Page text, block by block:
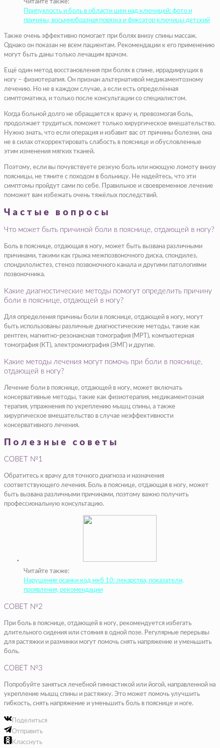
Читайте также:
Припухлость и боль в области шеи над ключицей: фото и
причины, восьмиобразная повязка и фиксатор ключицы детский
Также очень эффективно помогает при болях внизу спины массаж.
Однако он показан не всем пациентам. Рекомендации к его применению
могут быть даны только лечащим врачом.
Ещё один метод восстановления при болях в спине, иррадиирущих в
ногу – физиотерапия. Он признан альтернативой медикаментозному
лечению. Но не в каждом случае, а если есть определённая
симптоматика, и только после консультации со специалистом.
Когда больной долго не обращается к врачу и, превозмогая боль,
продолжает трудиться, поможет только хирургическое вмешательство.
Нужно знать, что если операция и избавит вас от причины болезни, она
не в силах откорректировать слабость в пояснице и обусловленные
этим изменения мягких тканей.
Поэтому, если вы почувствуете резкую боль или ноющую ломоту внизу
поясницы, не тяните с походом в больницу. Не надейтесь, что эти
симптомы пройдут сами по себе. Правильное и своевременное лечение
поможет вам избежать очень тяжёлых последствий.
Частые вопросы
Что может быть причиной боли в пояснице, отдающей в ногу?
Боль в пояснице, отдающая в ногу, может быть вызвана различными
причинами, такими как грыжа межпозвоночного диска, спондилез,
спондилолистез, стеноз позвоночного канала и другими патологиями
позвоночника.
Какие диагностические методы помогут определить причину
боли в пояснице, отдающей в ногу?
Для определения причины боли в пояснице, отдающей в ногу, могут
быть использованы различные диагностические методы, такие как
рентген, магнитно-резонансная томография (МРТ), компьютерная
томография (КТ), электромиография (ЭМГ) и другие.
Какие методы лечения могут помочь при боли в пояснице,
отдающей в ногу?
Лечение боли в пояснице, отдающей в ногу, может включать
консервативные методы, такие как физиотерапия, медикаментозная
терапия, упражнения по укреплению мышц спины, а также
хирургическое вмешательство в случае неэффективности
консервативного лечения.
Полезные советы
СОВЕТ №1
Обратитесь к врачу для точного диагноза и назначения
соответствующего лечения. Боль в пояснице, отдающая в ногу, может
быть вызвана различными причинами, поэтому важно получить
профессиональную консультацию.
Читайте также:
Нарушение осанки код мкб 10: лекарства, показатели,
проявления, рекомендации
СОВЕТ №2
При боль в пояснице, отдающей в ногу, рекомендуется избегать
длительного сидения или стояния в одной позе. Регулярные перерывы
для растяжки и разминки могут помочь снять напряжение и уменьшить
боль.
СОВЕТ №3
Попробуйте заняться лечебной гимнастикой или йогой, направленной на
укрепление мышц спины и растяжку. Это может помочь улучшить
гибкость, снять напряжение и уменьшить боль в пояснице и ноге.
Поделиться
Отправить
Класснуть